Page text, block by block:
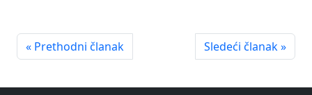
« Prethodni članak Sledeći članak »